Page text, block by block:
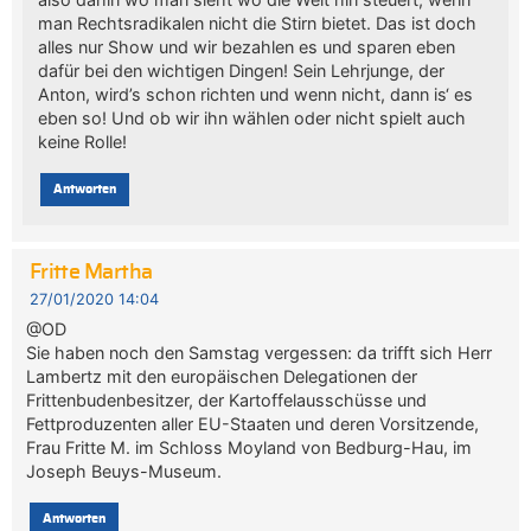
man Rechtsradikalen nicht die Stirn bietet. Das ist doch
alles nur Show und wir bezahlen es und sparen eben
dafür bei den wichtigen Dingen! Sein Lehrjunge, der
Anton, wird’s schon richten und wenn nicht, dann is‘ es
eben so! Und ob wir ihn wählen oder nicht spielt auch
keine Rolle!
Antworten
Fritte Martha
27/01/2020 14:04
@OD
Sie haben noch den Samstag vergessen: da trifft sich Herr
Lambertz mit den europäischen Delegationen der
Frittenbudenbesitzer, der Kartoffelausschüsse und
Fettproduzenten aller EU-Staaten und deren Vorsitzende,
Frau Fritte M. im Schloss Moyland von Bedburg-Hau, im
Joseph Beuys-Museum.
Antworten